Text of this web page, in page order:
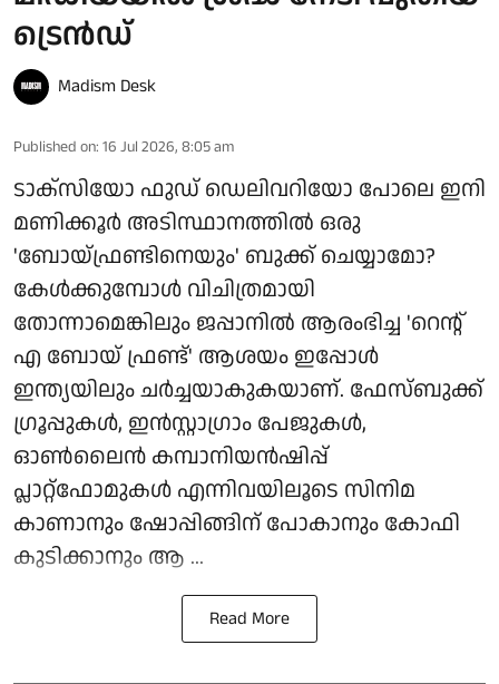
ട്രെൻഡ്
Madism Desk
Published on: 16 Jul 2026, 8:05 am
ടാക്‌സിയോ ഫുഡ് ഡെലിവറിയോ പോലെ ഇനി
മണിക്കൂര്‍ അടിസ്ഥാനത്തില്‍ ഒരു
'ബോയ്ഫ്രണ്ടിനെയും' ബുക്ക് ചെയ്യാമോ?
കേള്‍ക്കുമ്പോള്‍ വിചിത്രമായി
തോന്നാമെങ്കിലും ജപ്പാനില്‍ ആരംഭിച്ച 'റെന്റ്
എ ബോയ് ഫ്രണ്ട്' ആശയം ഇപ്പോള്‍
ഇന്ത്യയിലും ചര്‍ച്ചയാകുകയാണ്. ഫേസ്ബുക്ക്
ഗ്രൂപ്പുകള്‍, ഇന്‍സ്റ്റാഗ്രാം പേജുകള്‍,
ഓണ്‍ലൈന്‍ കമ്പാനിയന്‍ഷിപ്പ്
പ്ലാറ്റ്‌ഫോമുകള്‍ എന്നിവയിലൂടെ സിനിമ
കാണാനും ഷോപ്പിങ്ങിന് പോകാനും കോഫി
കുടിക്കാനും ആ ...
Read More